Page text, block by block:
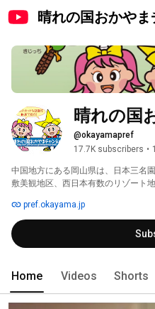
晴れの国おかや
晴れの国
@okayamapref
17.7K subscribers •
中国地方にある岡山県は、日本三名
敷美観地区、西日本有数のリゾート
い。 pref.okayama.jp
Home Videos Shorts